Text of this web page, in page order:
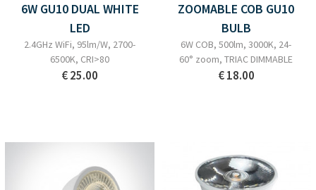
6W GU10 DUAL WHITE
LED
2.4GHz WiFi, 95lm/W, 2700-
6500K, CRI>80
€ 25.00
ZOOMABLE COB GU10
BULB
6W COB, 500lm, 3000K, 24-
60° zoom, TRIAC DIMMABLE
€ 18.00